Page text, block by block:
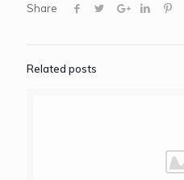
Share
Related posts